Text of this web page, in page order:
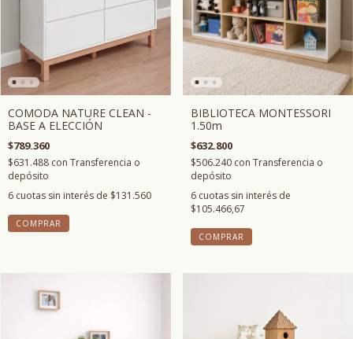
COMODA NATURE CLEAN -
BASE A ELECCIÓN
$789.360
$631.488 con Transferencia o
depósito
6 cuotas sin interés de $131.560
COMPRAR
BIBLIOTECA MONTESSORI
1.50m
$632.800
$506.240 con Transferencia o
depósito
6 cuotas sin interés de
$105.466,67
COMPRAR